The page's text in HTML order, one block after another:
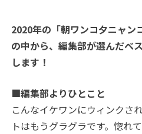
2020年の「朝ワンコ夕ニャン
の中から、編集部が選んだベ
します！
■編集部よりひとこと
こんなイケワンにウィンクさ
トはもうグラグラです。惚れ